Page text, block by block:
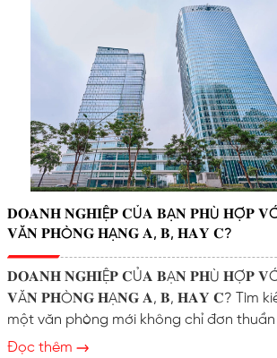
𝐃𝐎𝐀𝐍𝐇 𝐍𝐆𝐇𝐈Ệ𝐏 𝐂Ủ𝐀 𝐁Ạ𝐍 𝐏𝐇Ù 𝐇Ợ𝐏
𝐕Ă𝐍 𝐏𝐇Ò𝐍𝐆 𝐇Ạ𝐍𝐆 𝐀, 𝐁, 𝐇𝐀𝐘 𝐂?
𝐃𝐎𝐀𝐍𝐇 𝐍𝐆𝐇𝐈Ệ𝐏 𝐂Ủ𝐀 𝐁Ạ𝐍 𝐏𝐇Ù 𝐇Ợ𝐏
𝐕Ă𝐍 𝐏𝐇Ò𝐍𝐆 𝐇Ạ𝐍𝐆 𝐀, 𝐁, 𝐇𝐀𝐘 𝐂? Tìm
một văn phòng mới không chỉ đơn thuần
một chỗ ngồi làm việc. Đó là quyết định
Đọc thêm